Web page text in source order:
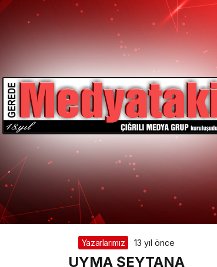
Yazarlarımız 13 yıl önce
UYMA ŞEYTANA